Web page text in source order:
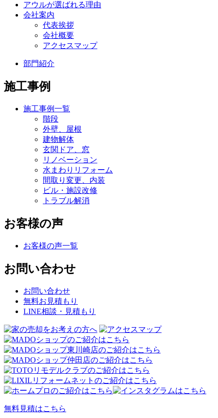
アウルが選ばれる理由
会社案内
代表挨拶
会社概要
アクセスマップ
部門紹介
施工事例
施工事例一覧
階段
外壁、屋根
建物解体
玄関ドア、窓
リノベーション
水まわりリフォーム
間取り変更、内装
ビル・施設改修
トラブル解消
お客様の声
お客様の声一覧
お問い合わせ
お問い合わせ
無料お見積もり
LINE相談・見積もり
無料見積はこちら